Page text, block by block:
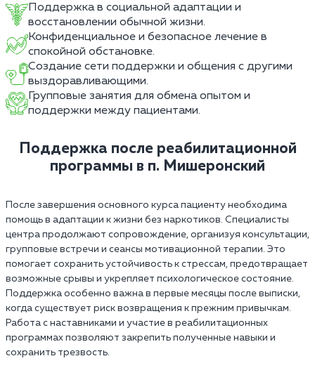
Поддержка в социальной адаптации и
восстановлении обычной жизни.
Конфиденциальное и безопасное лечение в
спокойной обстановке.
Создание сети поддержки и общения с другими
выздоравливающими.
Групповые занятия для обмена опытом и
поддержки между пациентами.
Поддержка после реабилитационной
программы в п. Мишеронский
После завершения основного курса пациенту необходима
помощь в адаптации к жизни без наркотиков. Специалисты
центра продолжают сопровождение, организуя консультации,
групповые встречи и сеансы мотивационной терапии. Это
помогает сохранить устойчивость к стрессам, предотвращает
возможные срывы и укрепляет психологическое состояние.
Поддержка особенно важна в первые месяцы после выписки,
когда существует риск возвращения к прежним привычкам.
Работа с наставниками и участие в реабилитационных
программах позволяют закрепить полученные навыки и
сохранить трезвость.